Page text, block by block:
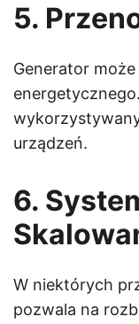
5.
Generator
urządzeń.
6.
W niektórych
pozwala na